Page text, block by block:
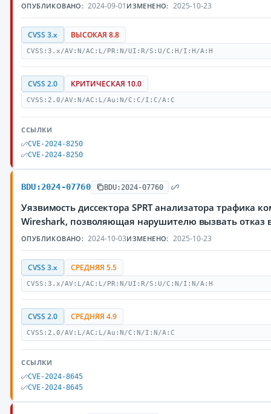
ОПУБЛИКОВАНО: 2024-09-01 ИЗМЕНЕНО: 2025-10-23
CVSS 3.x ВЫСОКАЯ 8.8
CVSS:3.x/AV:N/AC:L/PR:N/UI:R/S:U/C:H/I:H/A:H
CVSS 2.0 КРИТИЧЕСКАЯ 10.0
CVSS:2.0/AV:N/AC:L/Au:N/C:C/I:C/A:C
ССЫЛКИ
CVE-2024-8250
CVE-2024-8250
BDU:2024-07760 BDU:2024-07760
Уязвимость диссектора SPRT анализатора трафика
Wireshark, позволяющая нарушителю вызвать отказ
ОПУБЛИКОВАНО: 2024-10-03ИЗМЕНЕНО: 2025-10-23
CVSS 3.x СРЕДНЯЯ 5.5
CVSS:3.x/AV:L/AC:L/PR:N/UI:R/S:U/C:N/I:N/A:H
CVSS 2.0 СРЕДНЯЯ 4.9
CVSS:2.0/AV:L/AC:L/Au:N/C:N/I:N/A:C
ССЫЛКИ
CVE-2024-8645
CVE-2024-8645